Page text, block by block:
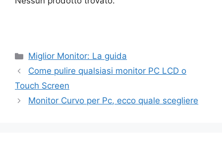
Categorie
Miglior Monitor: La guida
Come pulire qualsiasi monitor PC LCD o
Touch Screen
Monitor Curvo per Pc, ecco quale scegliere